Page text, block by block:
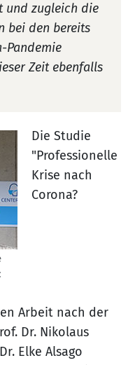
und zugleich die
bei den bereits
Pandemie
Zeit ebenfalls
Die Studie
"Professionelle
Krise nach
Corona?
Arbeit nach der
Dr. Nikolaus
Elke Alsago